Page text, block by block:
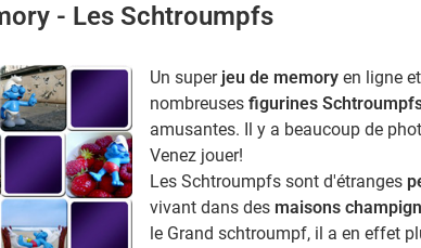
- Les Schtroumpfs
Un super jeu de memoryen ligne
nombreuses figurines
amusantes. Il y a beaucoup de
Venez jouer!
Les Schtroumpfs sont d'étranges
vivant dans des maisons
le Grand schtroumpf, il a en effet